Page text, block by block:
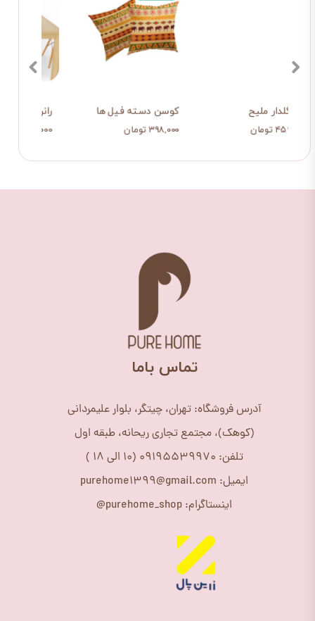
کوسن دسته فیل ها
۳۹۸,۰۰۰ تومان
رانر گلدار ملیح
۴۵۹,۰۰۰ تومان
​تماس باما
آدرس فروشگاه: تهران، چیتگر، بلوار علیمردانی
(کوهک)، مجتمع تجاری ریحانه، طبقه اول
تلفن: 09195539970 (10 الی 18 )
ایمیل: purehome1399@gmail.com
اینستاگرام: purehome_shop@